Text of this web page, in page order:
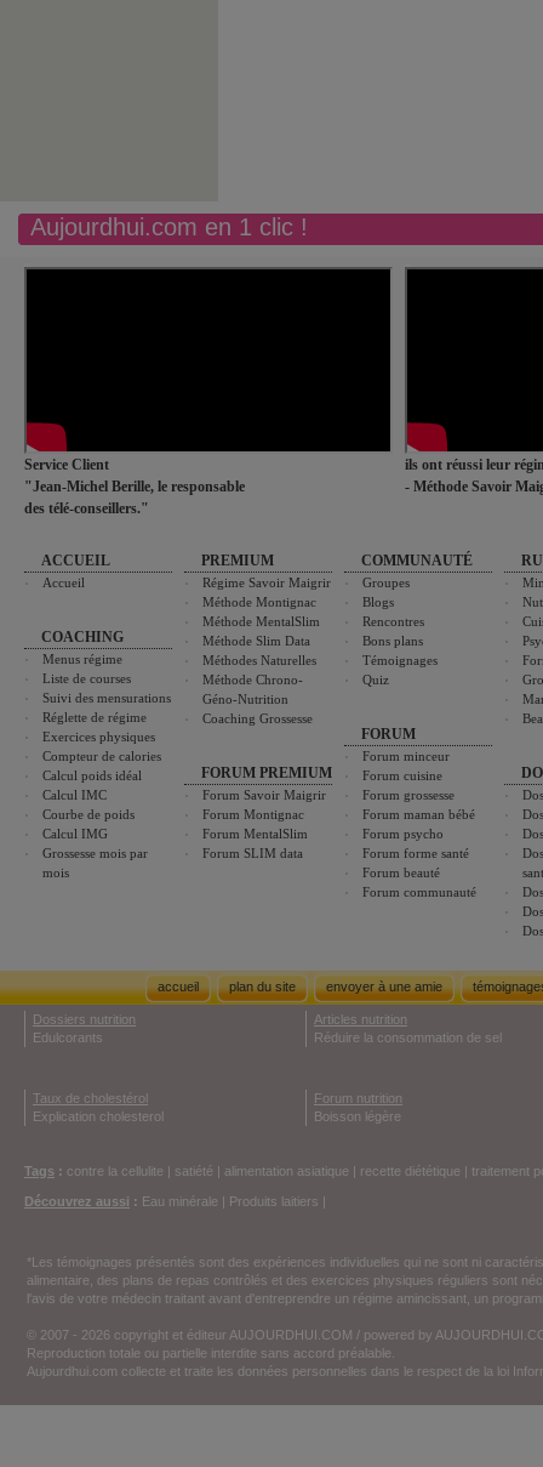
Aujourdhui.com en 1 clic !
Service Client
"Jean-Michel Berille, le responsable
des télé-conseillers."
ils ont réussi leur
- Méthode Savoir
ACCUEIL
Accueil
COACHING
Menus régime
Liste de courses
Suivi des mensurations
Réglette de régime
Exercices physiques
Compteur de calories
Calcul poids idéal
Calcul IMC
Courbe de poids
Calcul IMG
Grossesse mois par
mois
PREMIUM
Régime Savoir Maigrir
Méthode Montignac
Méthode MentalSlim
Méthode Slim Data
Méthodes Naturelles
Méthode Chrono-
Géno-Nutrition
Coaching Grossesse
FORUM PREMIUM
Forum Savoir Maigrir
Forum Montignac
Forum MentalSlim
Forum SLIM data
COMMUNAUTÉ
Groupes
Blogs
Rencontres
Bons plans
Témoignages
Quiz
FORUM
Forum minceur
Forum cuisine
Forum grossesse
Forum maman bébé
Forum psycho
Forum forme santé
Forum beauté
Forum communauté
accueil plan du site envoyer à une amie
Dossiers nutrition
Edulcorants
Articles nutrition
Réduire la consommation de sel
Taux de cholestérol
Explication cholesterol
Forum nutrition
Boisson légère
Tags : contre la cellulite | satiété | alimentation asiatique | recette diététique | traitement
Découvrez aussi : Eau minérale | Produits laitiers |
*Les témoignages présentés sont des expériences individuelles qui ne sont ni
alimentaire, des plans de repas contrôlés et des exercices physiques réguliers sont
l'avis de votre médecin traitant avant d'entreprendre un régime amincissant, un
© 2007 - 2026 copyright et éditeur AUJOURDHUI.COM / powered by
Reproduction totale ou partielle interdite sans accord préalable.
Aujourdhui.com collecte et traite les données personnelles dans le respect de la loi